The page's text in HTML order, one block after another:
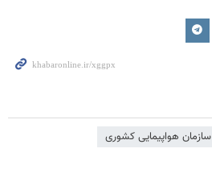
سازمان هواپیمایی کشوری